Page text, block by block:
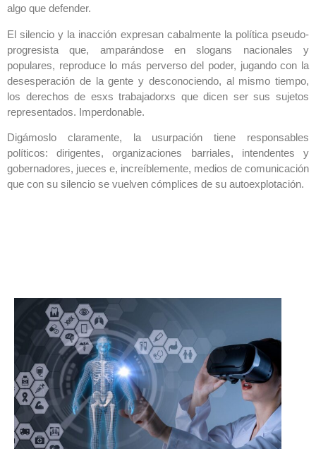
algo que defender.
El silencio y la inacción expresan cabalmente la política pseudo-
progresista que, amparándose en slogans nacionales y
populares, reproduce lo más perverso del poder, jugando con la
desesperación de la gente y desconociendo, al mismo tiempo,
los derechos de esxs trabajadorxs que dicen ser sus sujetos
representados. Imperdonable.
Digámoslo claramente, la usurpación tiene responsables
políticos: dirigentes, organizaciones barriales, intendentes y
gobernadores, jueces e, increíblemente, medios de comunicación
que con su silencio se vuelven cómplices de su autoexplotación.